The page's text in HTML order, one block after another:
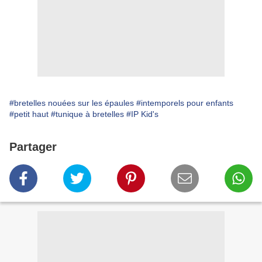
#bretelles nouées sur les épaules #intemporels pour enfants
#petit haut #tunique à bretelles #IP Kid's
Partager